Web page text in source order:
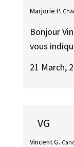
Marjorie P.
Bonjour
vous
21 March,
VG
Vincent G.